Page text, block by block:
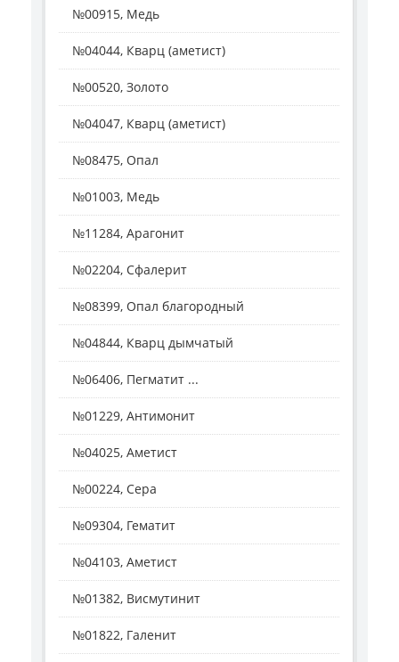
№00915, Медь
№04044, Кварц (аметист)
№00520, Золото
№04047, Кварц (аметист)
№08475, Опал
№01003, Медь
№11284, Арагонит
№02204, Сфалерит
№08399, Опал благородный
№04844, Кварц дымчатый
№06406, Пегматит ...
№01229, Антимонит
№04025, Аметист
№00224, Сера
№09304, Гематит
№04103, Аметист
№01382, Висмутинит
№01822, Галенит